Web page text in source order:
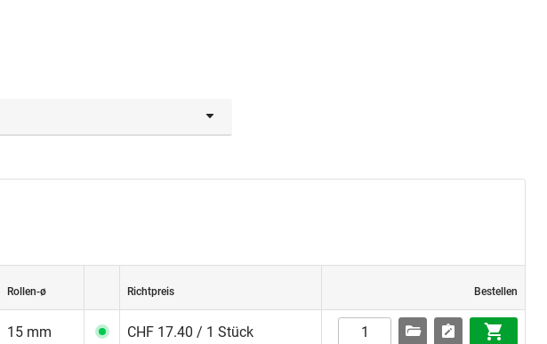
Rollen-ø Richtpreis Bestellen
15 mm CHF 17.40 / 1 Stück